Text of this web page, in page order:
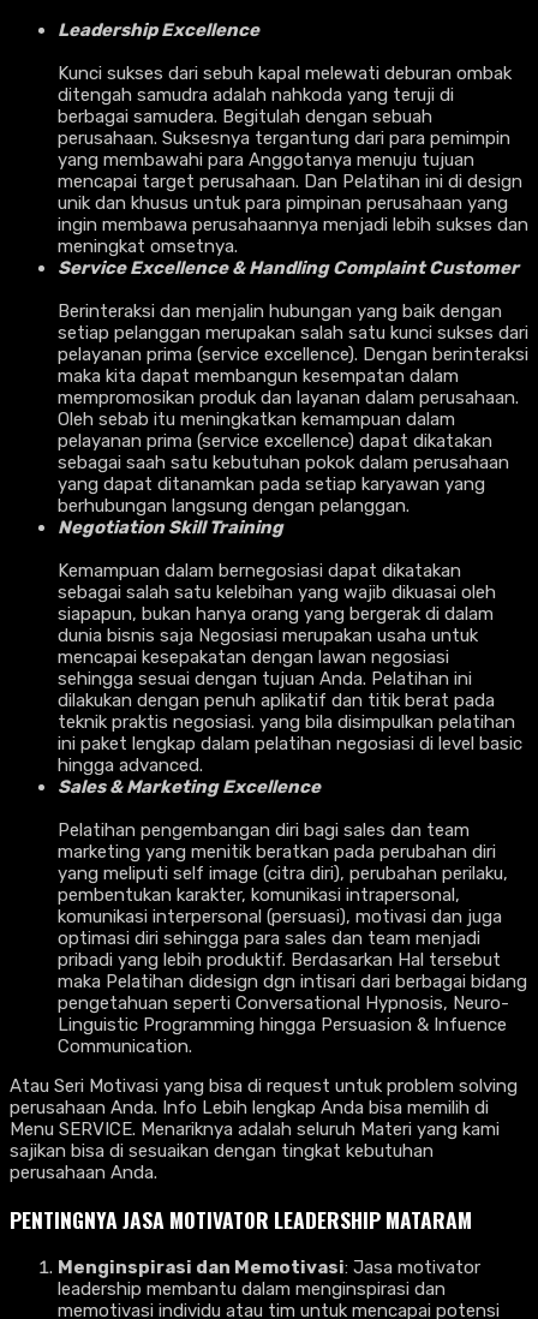
Leadership Excellence
Kunci sukses dari sebuh kapal melewati deburan ombak
ditengah samudra adalah nahkoda yang teruji di
berbagai samudera. Begitulah dengan sebuah
perusahaan. Suksesnya tergantung dari para pemimpin
yang membawahi para Anggotanya menuju tujuan
mencapai target perusahaan. Dan Pelatihan ini di design
unik dan khusus untuk para pimpinan perusahaan yang
ingin membawa perusahaannya menjadi lebih sukses dan
meningkat omsetnya.
Service Excellence & Handling Complaint Customer
Berinteraksi dan menjalin hubungan yang baik dengan
setiap pelanggan merupakan salah satu kunci sukses dari
pelayanan prima (service excellence). Dengan berinteraksi
maka kita dapat membangun kesempatan dalam
mempromosikan produk dan layanan dalam perusahaan.
Oleh sebab itu meningkatkan kemampuan dalam
pelayanan prima (service excellence) dapat dikatakan
sebagai saah satu kebutuhan pokok dalam perusahaan
yang dapat ditanamkan pada setiap karyawan yang
berhubungan langsung dengan pelanggan.
Negotiation Skill Training
Kemampuan dalam bernegosiasi dapat dikatakan
sebagai salah satu kelebihan yang wajib dikuasai oleh
siapapun, bukan hanya orang yang bergerak di dalam
dunia bisnis saja Negosiasi merupakan usaha untuk
mencapai kesepakatan dengan lawan negosiasi
sehingga sesuai dengan tujuan Anda. Pelatihan ini
dilakukan dengan penuh aplikatif dan titik berat pada
teknik praktis negosiasi. yang bila disimpulkan pelatihan
ini paket lengkap dalam pelatihan negosiasi di level basic
hingga advanced.
Sales & Marketing Excellence
Pelatihan pengembangan diri bagi sales dan team
marketing yang menitik beratkan pada perubahan diri
yang meliputi self image (citra diri), perubahan perilaku,
pembentukan karakter, komunikasi intrapersonal,
komunikasi interpersonal (persuasi), motivasi dan juga
optimasi diri sehingga para sales dan team menjadi
pribadi yang lebih produktif. Berdasarkan Hal tersebut
maka Pelatihan didesign dgn intisari dari berbagai bidang
pengetahuan seperti Conversational Hypnosis, Neuro-
Linguistic Programming hingga Persuasion & Infuence
Communication.
Atau Seri Motivasi yang bisa di request untuk problem solving
perusahaan Anda. Info Lebih lengkap Anda bisa memilih di
Menu SERVICE. Menariknya adalah seluruh Materi yang kami
sajikan bisa di sesuaikan dengan tingkat kebutuhan
perusahaan Anda.
PENTINGNYAJASA MOTIVATOR LEADERSHIP MATARAM
Menginspirasi dan Memotivasi: Jasa motivator
leadership membantu dalam menginspirasi dan
memotivasi individu atau tim untuk mencapai potensi